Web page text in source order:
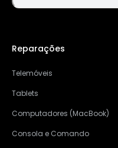
Reparações
Telemóveis
Tablets
Computadores (MacBook)
Consola e Comando